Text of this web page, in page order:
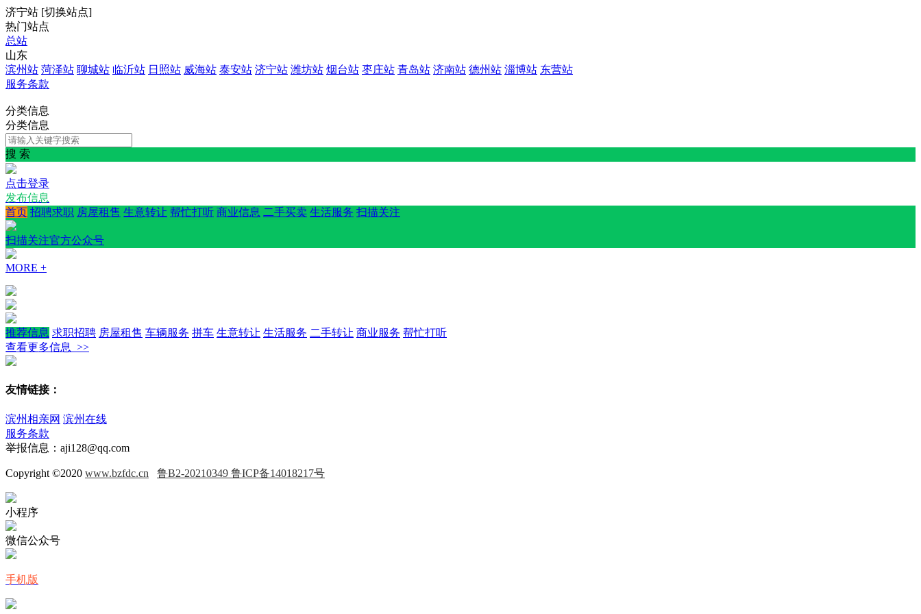
济宁站 [切换站点]
热门站点
总站
山东
滨州站 菏泽站 聊城站 临沂站 日照站 威海站 泰安站 济宁站 潍坊站 烟台站 枣庄站 青岛站 济南站 德州站 淄博站 东营站
服务条款
分类信息
分类信息
搜 索
点击登录
发布信息
首页 招聘求职 房屋租售 生意转让 帮忙打听 商业信息 二手买卖 生活服务 扫描关注
扫描关注官方公众号
MORE +
推荐信息 求职招聘 房屋租售 车辆服务 拼车 生意转让 生活服务 二手转让 商业服务 帮忙打听
查看更多信息 >>
友情链接：
滨州相亲网 滨州在线
服务条款
举报信息：aji128@qq.com
Copyright ©2020 www.bzfdc.cn 鲁B2-20210349 鲁ICP备14018217号
小程序
微信公众号
手机版